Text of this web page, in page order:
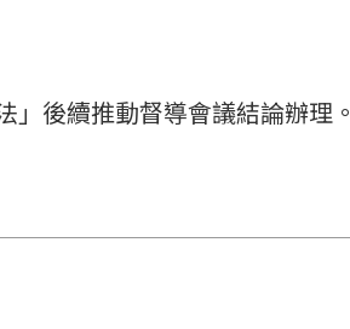
後續推動督導會議結論辦理。